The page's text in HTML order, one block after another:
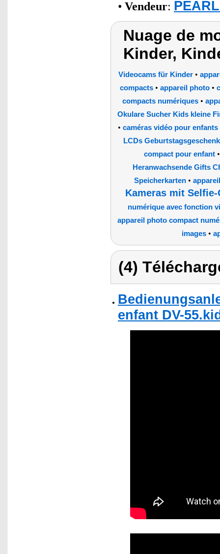
• Vendeur:
Nuage de
Kinder,
Videocams für Kinder •
compacts• appareil photo•
compacts numériques •
Okulare Sucher Kids kleine
• caméras vidéo pour enfants
LCDs
compact pour enfant
Heranwachsende Gifts
Speicherkarten •
Kameras mit
numérique avec fonction
appareil photo compact
images•
(4)
enfant DV-